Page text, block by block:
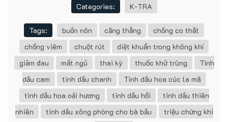
Categories: K-TRA
Tags: buồn nôn căng thẳng
chống co thắt
chống viêm
chuột rút
diệt khuẩn trong không khí
giảm đau
mất ngủ thai kỳ thuốc khử trùng
Tinh
dầu cam
tinh dầu chanh
Tinh dầu hoa cúc la mã
tinh dầu hoa oải hương
tinh dầu hồi
tinh dầu thiên
nhiên
tinh dầu xông phòng cho bà bầu
triệu chứng khi